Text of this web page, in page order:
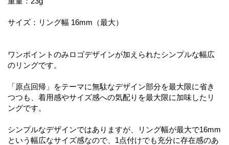
サイズ：リング幅 16mm（最大）
ワンポイントのみロゴデザインが加えられたシンプルな幅広
のリングです。
「原点回帰」をテーマに無駄なデザイン部分を最大限に省き
つつも、着用感やサイズ感への気配りを最大限に加味したリ
ングです。
シンプルなデザインではありますが、リング幅が最大で16mm
という幅広なサイズ感なので、1点付けでも充分に存在感のあ